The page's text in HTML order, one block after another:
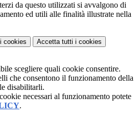
da questo utilizzati si avvalgono di
ed utili alle finalità illustrate nella
i cookies Accetta tutti i cookies
scegliere quali cookie consentire.
che consentono il funzionamento della
disabilitarli.
necessari al funzionamento potete
.